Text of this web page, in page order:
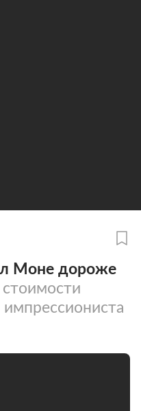
Моне дороже
импрессиониста